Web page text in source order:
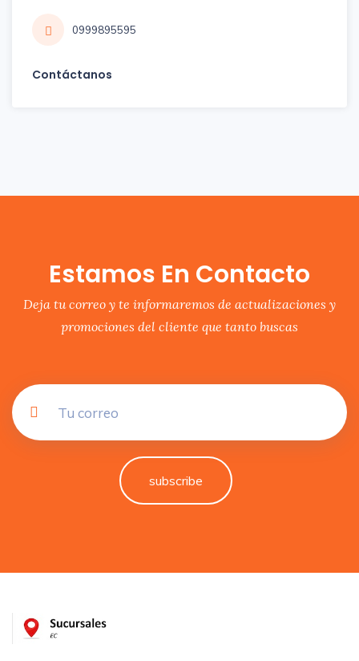
0999895595
Contáctanos
Estamos En Contacto
Deja tu correo y te informaremos de actualizaciones y
promociones del cliente que tanto buscas
subscribe